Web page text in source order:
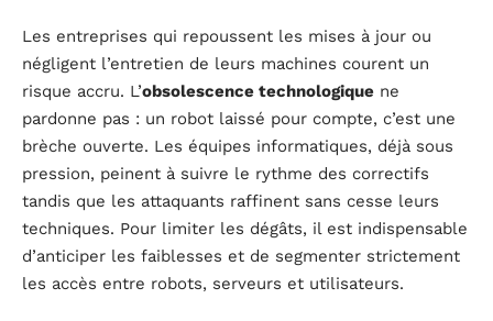
Les entreprises qui repoussent les mises à jour ou
négligent l’entretien de leurs machines courent un
risque accru. L’obsolescence technologique ne
pardonne pas : un robot laissé pour compte, c’est une
brèche ouverte. Les équipes informatiques, déjà sous
pression, peinent à suivre le rythme des correctifs
tandis que les attaquants raffinent sans cesse leurs
techniques. Pour limiter les dégâts, il est indispensable
d’anticiper les faiblesses et de segmenter strictement
les accès entre robots, serveurs et utilisateurs.